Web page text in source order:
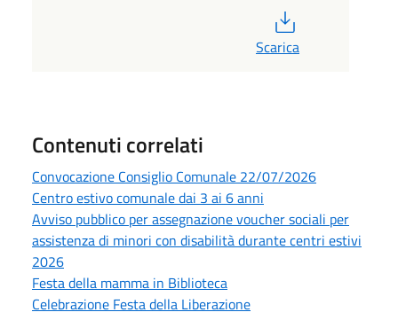
Scarica
Contenuti correlati
Convocazione Consiglio Comunale 22/07/2026
Centro estivo comunale dai 3 ai 6 anni
Avviso pubblico per assegnazione voucher sociali per
assistenza di minori con disabilità durante centri estivi
2026
Festa della mamma in Biblioteca
Celebrazione Festa della Liberazione